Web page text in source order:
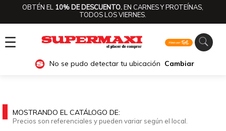
OBTÉN EL 10% DE DESCUENTO.EN CARNES Y PROTEÍNAS,
TODOS LOS VIERNES.
☰
No se pudo detectar tu ubicación Cambiar
MOSTRANDO EL CATÁLOGO DE:
Precios son referenciales y pueden variar según el local.